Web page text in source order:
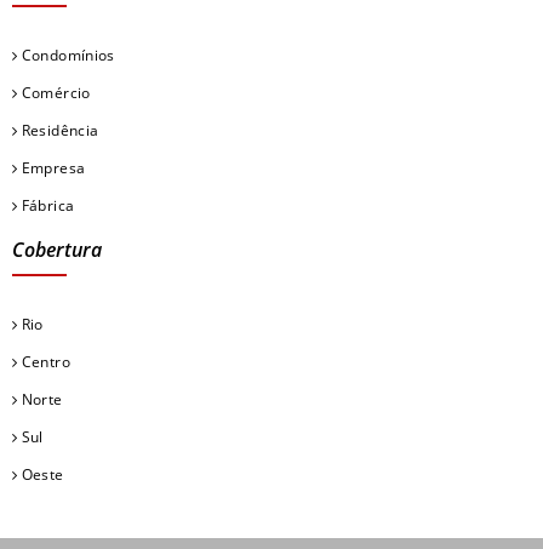
Condomínios
Comércio
Residência
Empresa
Fábrica
Cobertura
Rio
Centro
Norte
Sul
Oeste